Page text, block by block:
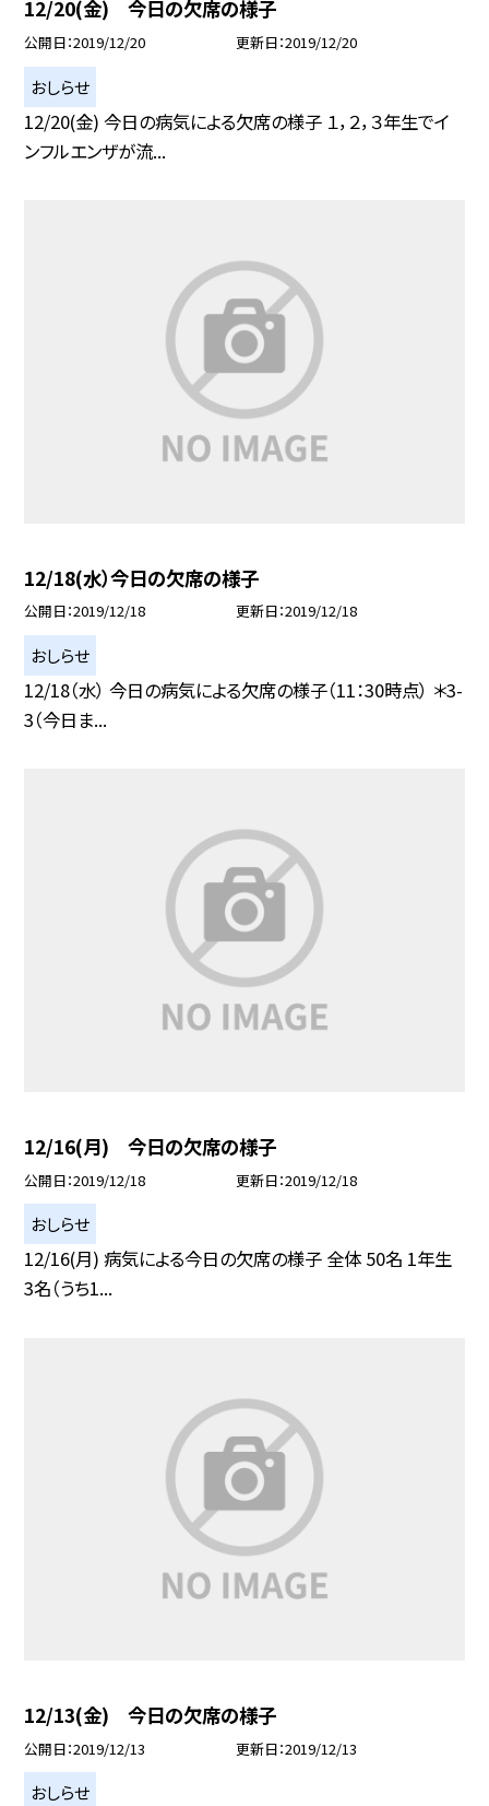
12/20(金) 今日の欠席の様子
公開日 2019/12/20 更新日 2019/12/20
おしらせ
12/20(金) 今日の病気による欠席の様子 １，２，３年生でイ
ンフルエンザが流...
12/18(水）今日の欠席の様子
公開日 2019/12/18 更新日 2019/12/18
おしらせ
12/18（水） 今日の病気による欠席の様子（11：30時点） ＊3-
3（今日ま...
12/16(月) 今日の欠席の様子
公開日 2019/12/18 更新日 2019/12/18
おしらせ
12/16(月) 病気による今日の欠席の様子 全体 50名 1年生
3名（うち1...
12/13(金) 今日の欠席の様子
公開日 2019/12/13 更新日 2019/12/13
おしらせ